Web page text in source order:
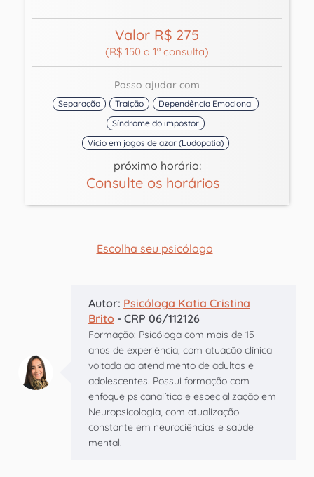
Valor R$ 275
(R$ 150 a 1ª consulta)
Posso ajudar com
Separação Traição
Dependência Emocional
Síndrome do impostor
Vício em jogos de azar (Ludopatia)
próximo horário:
Consulte os horários
Escolha seu psicólogo
Autor: Psicóloga Katia Cristina
Brito - CRP 06/112126
Formação: Psicóloga com mais de 15
anos de experiência, com atuação clínica
voltada ao atendimento de adultos e
adolescentes. Possui formação com
enfoque psicanalítico e especialização em
Neuropsicologia, com atualização
constante em neurociências e saúde
mental.